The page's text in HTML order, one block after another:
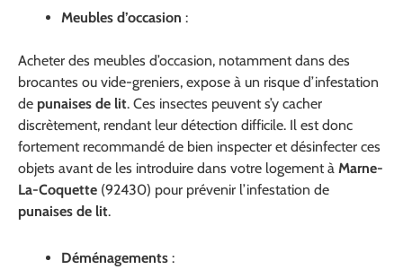
Meubles d’occasion :
Acheter des meubles d’occasion, notamment dans des
brocantes ou vide-greniers, expose à un risque d’infestation
de punaises de lit. Ces insectes peuvent s’y cacher
discrètement, rendant leur détection difficile. Il est donc
fortement recommandé de bien inspecter et désinfecter ces
objets avant de les introduire dans votre logement à Marne-
La-Coquette (92430) pour prévenir l’infestation de
punaises de lit.
Déménagements :